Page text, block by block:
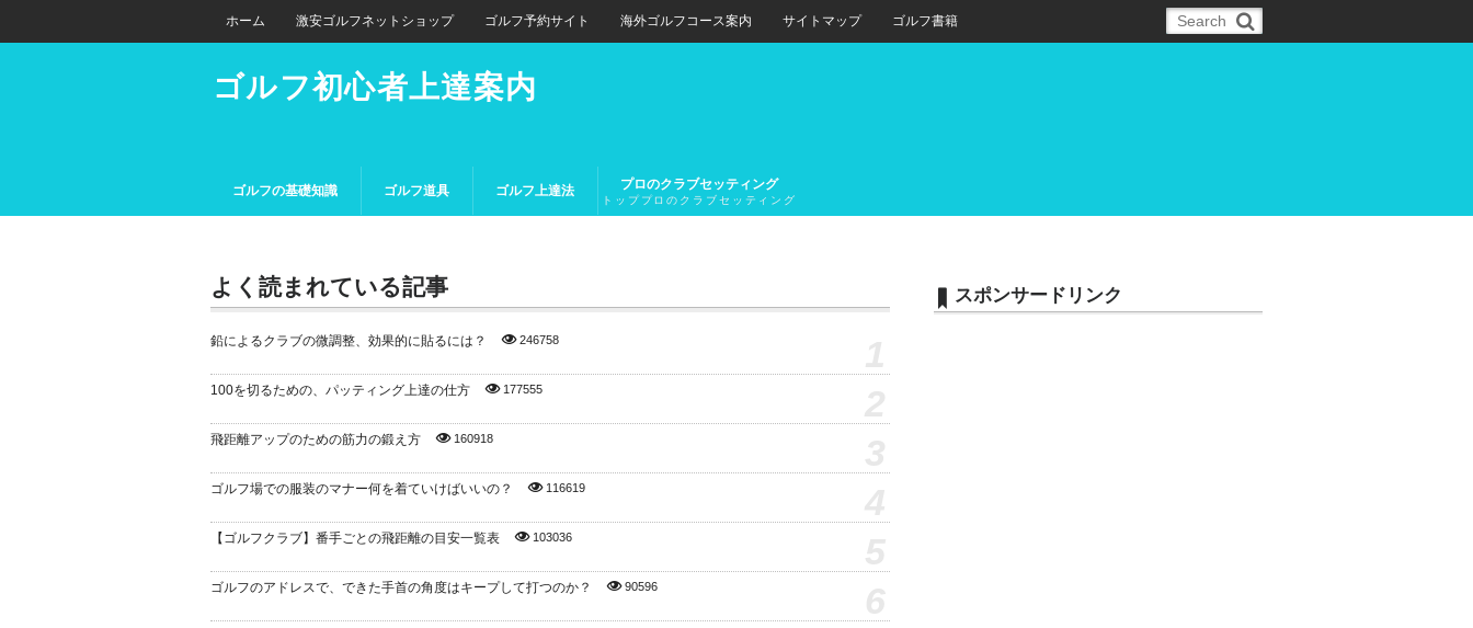
ゴルフ初心者上達案内
よく読まれている記事
鉛によるクラブの微調整、効果的に貼るには？ 246758
100を切るための、パッティング上達の仕方 177555
飛距離アップのための筋力の鍛え方 160918
ゴルフ場での服装のマナー何を着ていけばいいの？ 116619
【ゴルフクラブ】番手ごとの飛距離の目安一覧表 103036
ゴルフのアドレスで、できた手首の角度はキープして打つのか？ 90596
スポンサードリンク
ホーム 激安ゴルフネットショップ ゴルフ予約サイト 海外ゴルフコース案内 サイトマップ ゴルフ書籍
ゴルフの基礎知識 ゴルフ道具 ゴルフ上達法 プロのクラブセッティング
トッププロのクラブセッティング